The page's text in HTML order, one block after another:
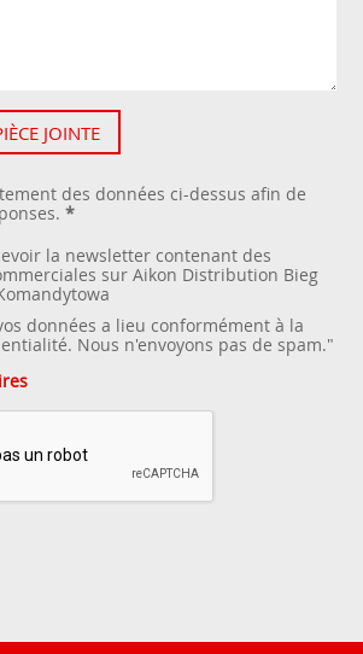
JOINTE
des données ci-dessus afin de
*
la newsletter contenant des
sur Aikon Distribution Bieg
données a lieu conformément à la
. Nous n'envoyons pas de spam."